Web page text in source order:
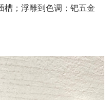
槽；浮雕到色调；钯五金